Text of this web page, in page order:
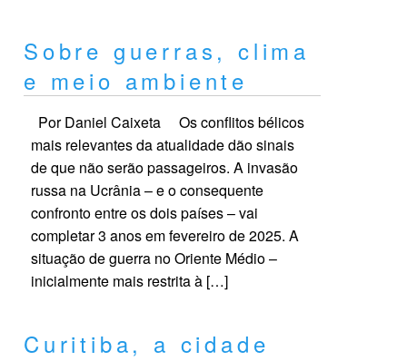
Sobre guerras, clima
e meio ambiente
Por Daniel Caixeta Os conflitos bélicos
mais relevantes da atualidade dão sinais
de que não serão passageiros. A invasão
russa na Ucrânia – e o consequente
confronto entre os dois países – vai
completar 3 anos em fevereiro de 2025. A
situação de guerra no Oriente Médio –
inicialmente mais restrita à […]
Curitiba, a cidade